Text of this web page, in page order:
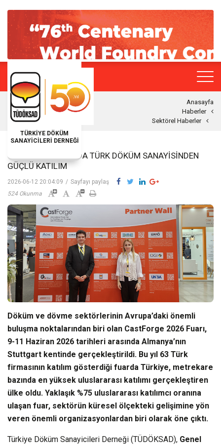
TÜRKİYE DÖKÜM
SANAYİCİLERİ DERNEĞİ
Anasayfa
Haberler
Sektörel Haberler
CASTFORGE 2026’DA TÜRK DÖKÜM SANAYISINDEN
GÜÇLÜ KATILIM
2026-06-12 20:04:09 / Sayfayı paylaş
524 Okunma
Döküm ve dövme sektörlerinin Avrupa’daki önemli
buluşma noktalarından biri olan CastForge 2026 Fuarı,
9-11 Haziran 2026 tarihleri arasında Almanya’nın
Stuttgart kentinde gerçekleştirildi. Bu yıl 63 Türk
firmasının katılım gösterdiği fuarda Türkiye, metrekare
bazında en yüksek uluslararası katılımı gerçekleştiren
ülke oldu. Yaklaşık %75 uluslararası katılımcı oranına
ulaşan fuar, sektörün küresel ölçekteki gelişimine yön
veren önemli organizasyonlardan biri olarak öne çıktı.
Türkiye Döküm Sanayicileri Derneği (TÜDÖKSAD), Genel